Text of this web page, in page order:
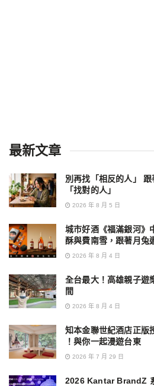
最新文章
別再找「相反的人」
「找對的人」
2026 年 8 月 5 日
城市好酒《福滿銀河》
酥與費南雪，跟著月兔
2026 年 8 月 4 日
全台最大！高雄親子遊
間
2026 年 8 月 4 日
知本金聯世紀酒店正版
！與你一起漫遊台東
2026 年 7 月 29 日
2026 Kantar BrandZ